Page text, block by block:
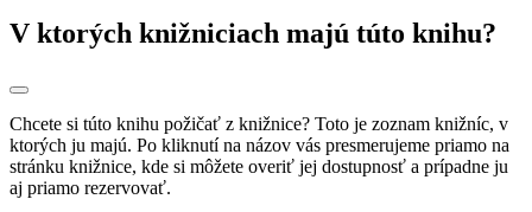
V ktorých knižniciach majú túto knihu?
Chcete si túto knihu požičať z knižnice? Toto je zoznam knižníc, v
ktorých ju majú. Po kliknutí na názov vás presmerujeme priamo na
stránku knižnice, kde si môžete overiť jej dostupnosť a prípadne ju
aj priamo rezervovať.